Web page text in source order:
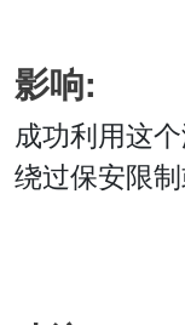
影响:
成功利用这
绕过保安限制